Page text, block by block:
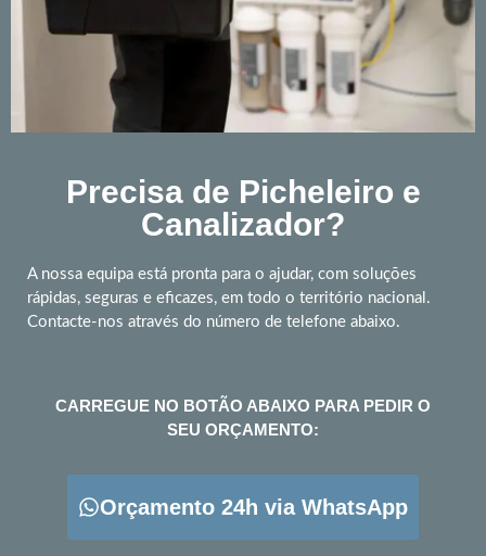
Precisa de Picheleiro e
Canalizador?
A nossa equipa está pronta para o ajudar, com soluções
rápidas, seguras e eficazes, em todo o território nacional.
Contacte-nos através do número de telefone abaixo.
CARREGUE NO BOTÃO ABAIXO PARA PEDIR O
SEU ORÇAMENTO:
Orçamento 24h via WhatsApp